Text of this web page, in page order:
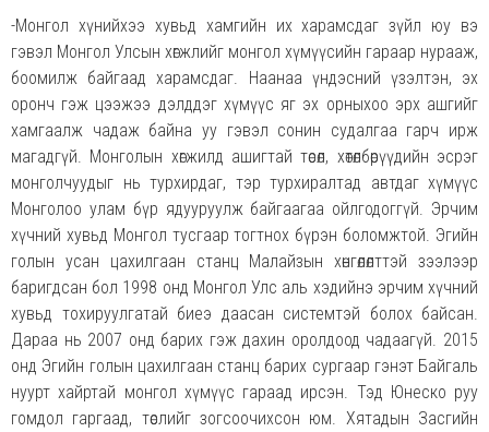
-Монгол хүнийхээ хувьд хамгийн их харамсдаг зүйл юу вэ
гэвэл Монгол Улсын хөгжлийг монгол хүмүүсийн гараар нурааж,
боомилж байгаад харамсдаг. Наанаа үндэсний үзэлтэн, эх
оронч гэж цээжээ дэлддэг хүмүүс яг эх орныхоо эрх ашгийг
хамгаалж чадаж байна уу гэвэл сонин судалгаа гарч ирж
магадгүй. Монголын хөгжилд ашигтай төсөл, хөтөлбөрүүдийн эсрэг
монголчуудыг нь турхирдаг, тэр турхиралтад автдаг хүмүүс
Монголоо улам бүр ядууруулж байгаагаа ойлгодоггүй. Эрчим
хүчний хувьд Монгол тусгаар тогтнох бүрэн боломжтой. Эгийн
голын усан цахилгаан станц Малайзын хөнгөлөлттэй зээлээр
баригдсан бол 1998 онд Монгол Улс аль хэдийнэ эрчим хүчний
хувьд тохируулгатай биеэ даасан системтэй болох байсан.
Дараа нь 2007 онд барих гэж дахин оролдоод чадаагүй. 2015
онд Эгийн голын цахилгаан станц барих сургаар гэнэт Байгаль
нуурт хайртай монгол хүмүүс гараад ирсэн. Тэд Юнеско руу
гомдол гаргаад, төслийг зогсоочихсон юм. Хятадын Засгийн